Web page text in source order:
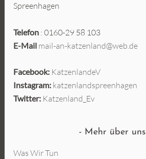
Spreenhagen
Telefon : 0160-29 58 103
E-Mail mail-an-katzenland@web.de
Facebook: KatzenlandeV
Instagram: katzenlandspreenhagen
Twitter: Katzenland_Ev
Mehr über uns
Was Wir Tun